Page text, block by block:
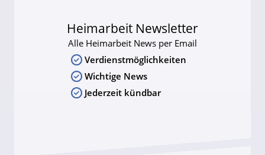
Heimarbeit Newsletter
Alle Heimarbeit News per Email
Verdienstmöglichkeiten
Wichtige News
Jederzeit kündbar